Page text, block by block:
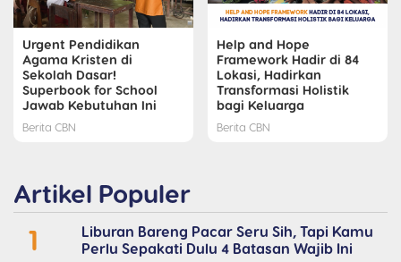
Urgent Pendidikan
Agama Kristen di
Sekolah Dasar!
Superbook for School
Jawab Kebutuhan Ini
Berita CBN
Help and Hope
Framework Hadir di 84
Lokasi, Hadirkan
Transformasi Holistik
bagi Keluarga
Berita CBN
Artikel Populer
1
Liburan Bareng Pacar Seru Sih, Tapi Kamu
Perlu Sepakati Dulu 4 Batasan Wajib Ini